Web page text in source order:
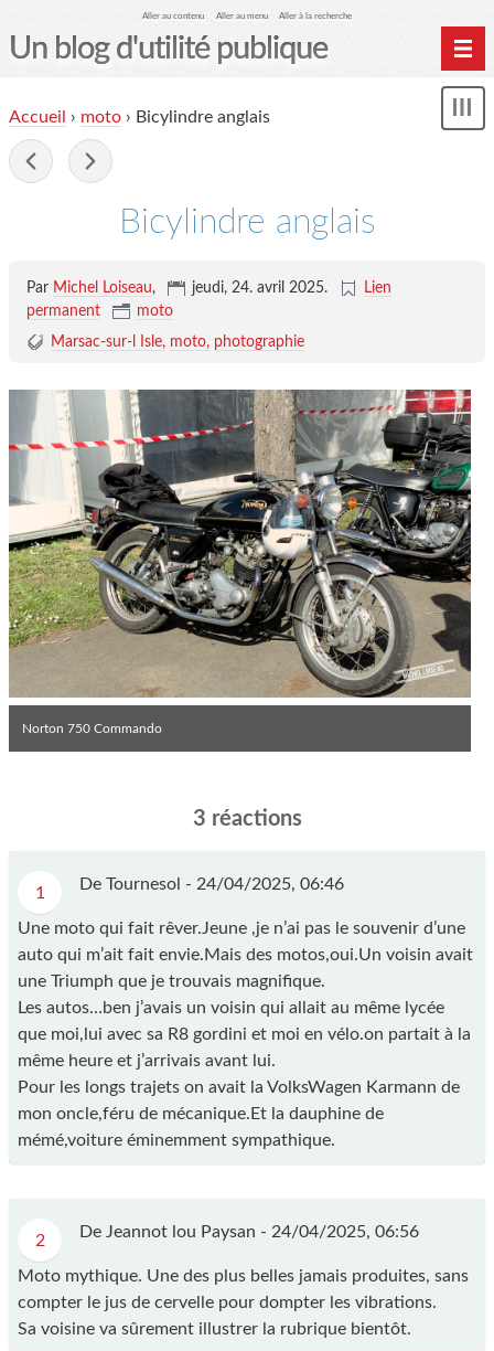
Aller au contenu Aller au menu Aller à la recherche
Un blog d'utilité publique
le Glob qui nuisait grave
Page de liens
le blog des origines
Accueil › moto › Bicylindre anglais
Bicylindre anglais
Par Michel Loiseau, jeudi, 24. avril 2025.
Lien
permanent
moto
Marsac-sur-l Isle moto photographie
Norton 750 Commando
3 réactions
1 De Tournesol - 24/04/2025, 06:46
Une moto qui fait rêver.Jeune ,je n’ai pas le souvenir d’une
auto qui m’ait fait envie.Mais des motos,oui.Un voisin avait
une Triumph que je trouvais magnifique.
Les autos…ben j’avais un voisin qui allait au même lycée
que moi,lui avec sa R8 gordini et moi en vélo.on partait à la
même heure et j’arrivais avant lui.
Pour les longs trajets on avait la VolksWagen Karmann de
mon oncle,féru de mécanique.Et la dauphine de
mémé,voiture éminemment sympathique.
2 De Jeannot lou Paysan - 24/04/2025, 06:56
Moto mythique. Une des plus belles jamais produites, sans
compter le jus de cervelle pour dompter les vibrations.
Sa voisine va sûrement illustrer la rubrique bientôt.